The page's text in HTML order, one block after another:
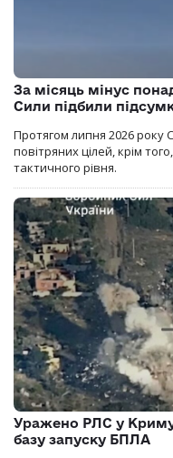
За місяць мінус
Сили підбили
Протягом липня 2026 року
повітряних цілей, крім
тактичного рівня.
Уражено РЛС у
базу запуску БПЛА